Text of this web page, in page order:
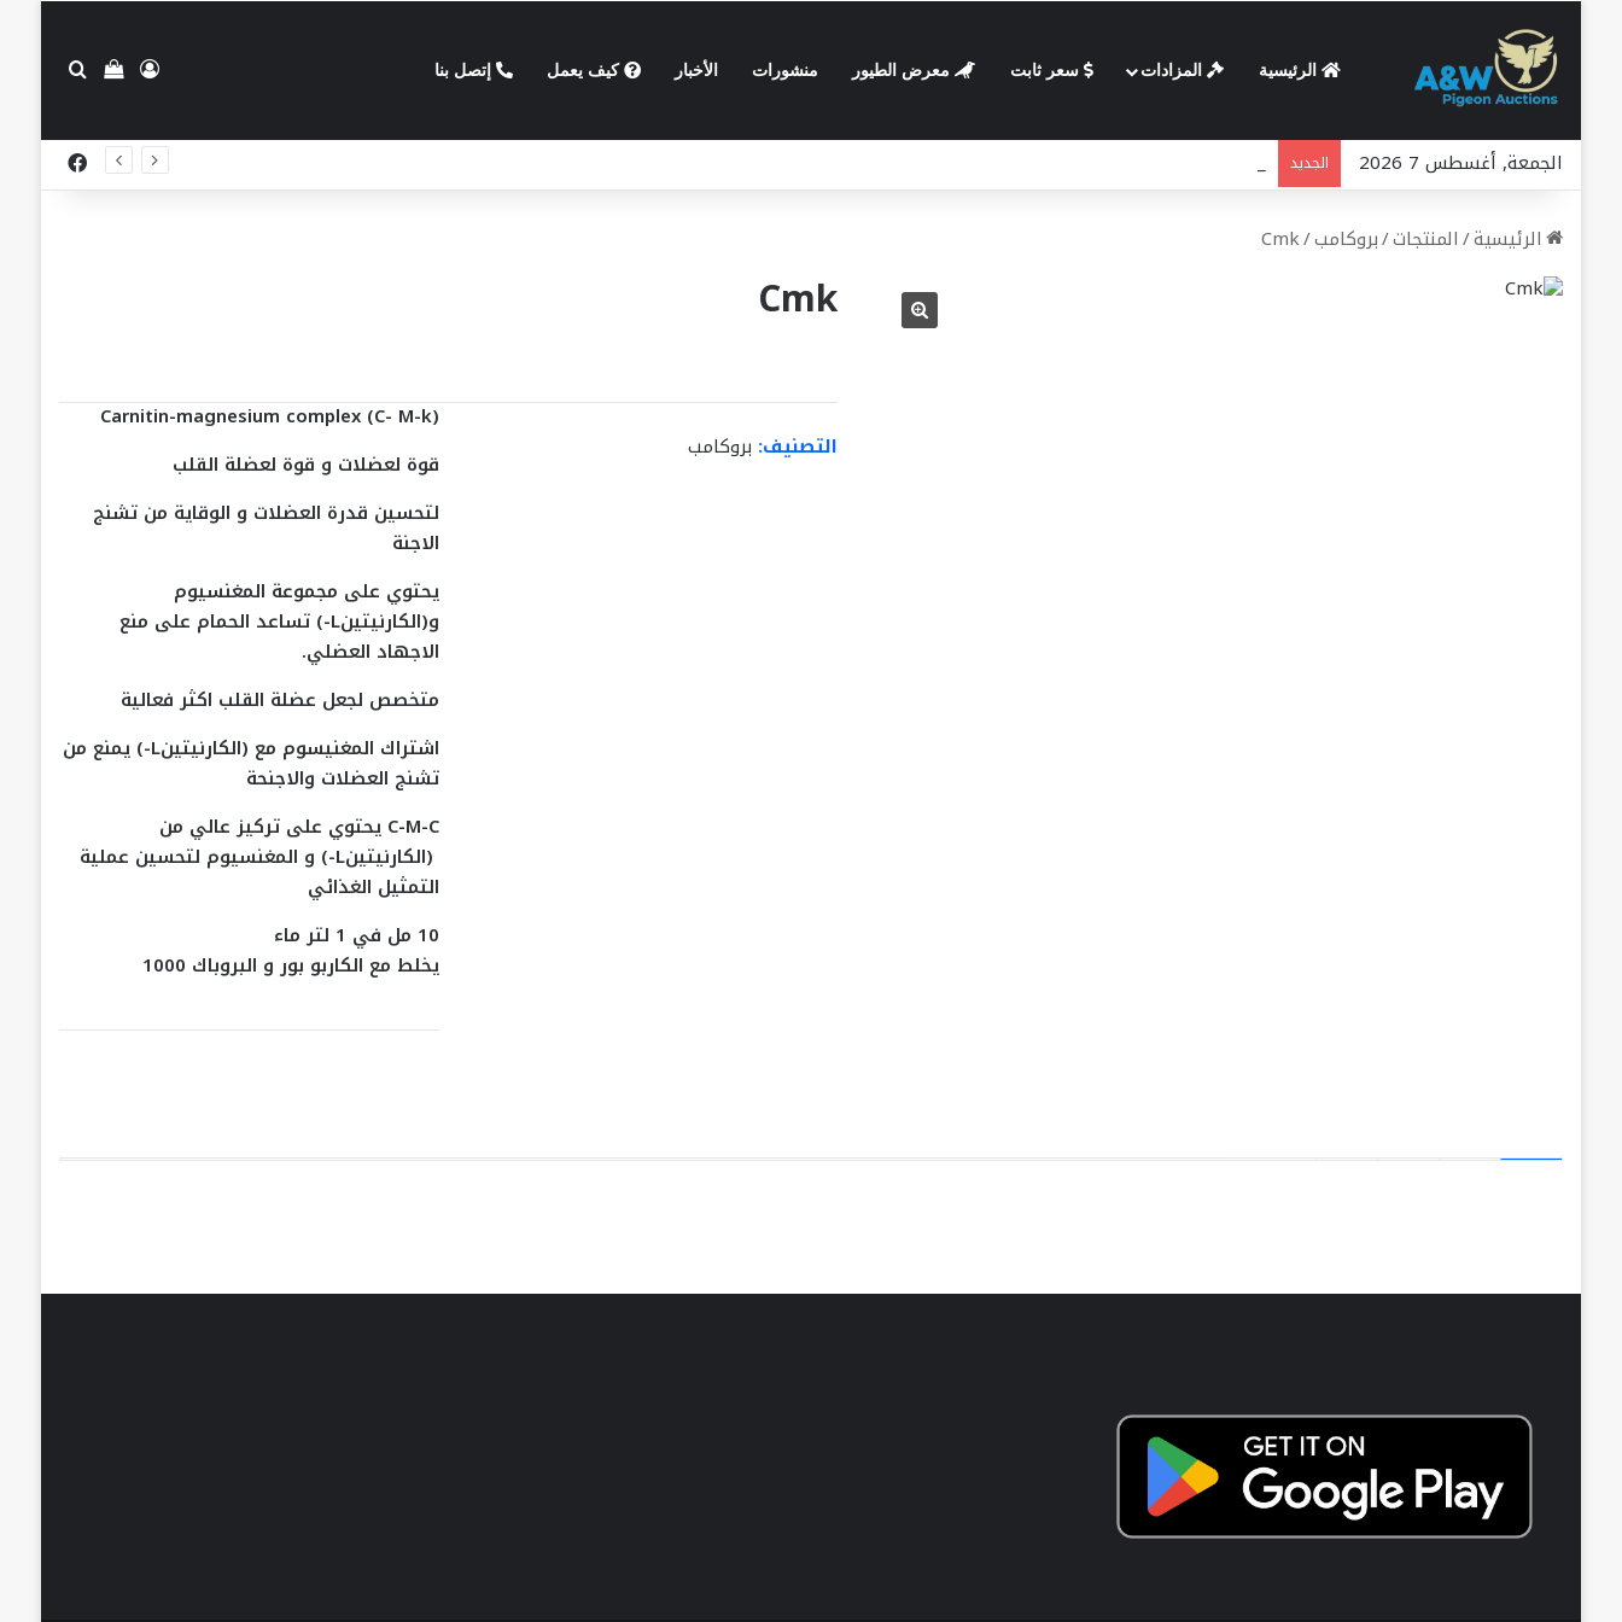
الرئيسية المزادات سعر ثابت معرض الطيور منشورات الأخبار كيف يعمل إتصل بنا تسجيل الدخول
إستعراض
بحث عن
الجمعة, أغسطس 7 2026 الجديد اول ٱس النجيب طفرة عالمية علي ارض مصرية
الرئيسية/المنتجات/بروكامب/
Cmk
Cmk
Carnitin-magnesium complex (C- M-k)
قوة لعضلات و قوة لعضلة القلب
لتحسين قدرة العضلات و الوقاية من تشنج
الاجنة
يحتوي على مجموعة المغنسيوم
و(الكارنيتينL- ) تساعد الحمام على منع
الاجهاد العضلي.
متخصص لجعل عضلة القلب اكثر فعالية
اشتراك المغنيسوم مع (الكارنيتينL- ) يمنع من
تشنج العضلات والاجنحة
C-M-C يحتوي على تركيز عالي من
(الكارنيتينL- ) و المغنسيوم لتحسين عملية
التمثيل الغذائي
10 مل في 1 لتر ماء
يخلط مع الكاربو بور و البروباك 1000
التصنيف: بروكامب